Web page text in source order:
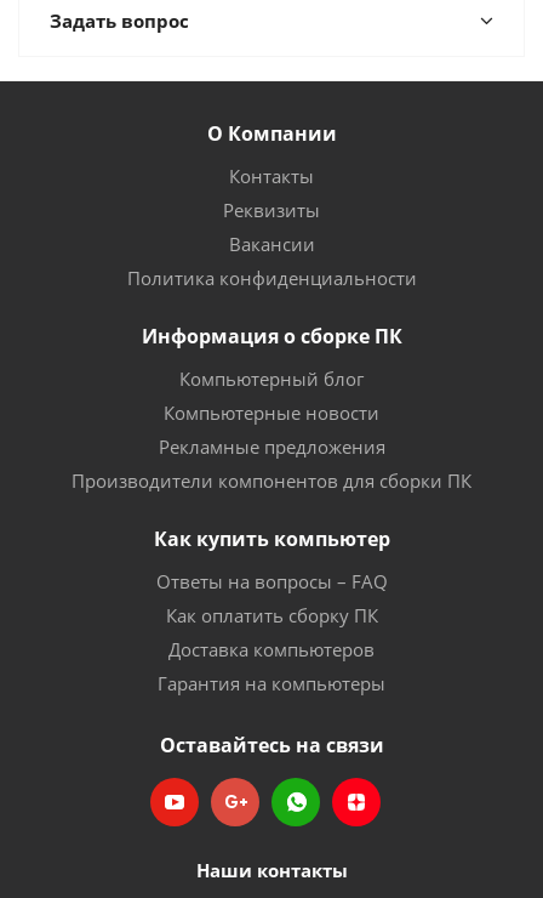
Задать вопрос
О Компании
Контакты
Реквизиты
Вакансии
Политика конфиденциальности
Информация о сборке ПК
Компьютерный блог
Компьютерные новости
Рекламные предложения
Производители компонентов для сборки ПК
Как купить компьютер
Ответы на вопросы – FAQ
Как оплатить сборку ПК
Доставка компьютеров
Гарантия на компьютеры
Оставайтесь на связи
Наши контакты